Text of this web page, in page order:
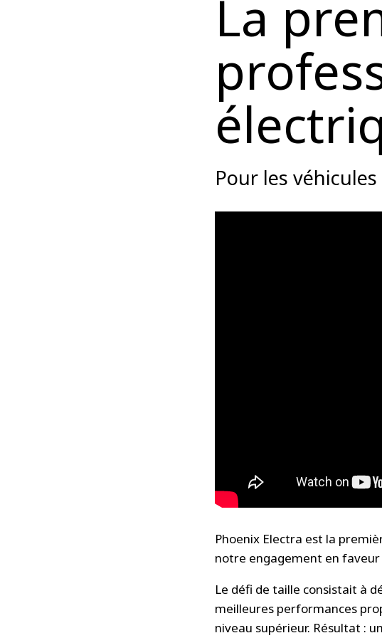
La
p
Pour les
Phoenix Electra est la
notre engagement en faveur
Le défi de taille consistait à
meilleures performances
niveau supérieur. Résultat :